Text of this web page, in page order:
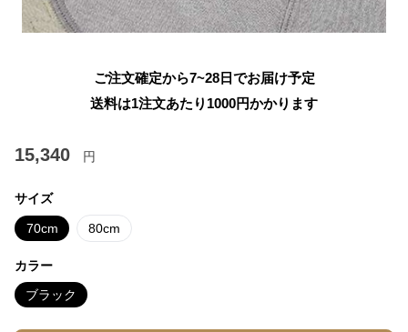
ご注文確定から7~28日でお届け予定
送料は1注文あたり 1000円かかります
15,340 円
サイズ
70cm 80cm
カラー
ブラック